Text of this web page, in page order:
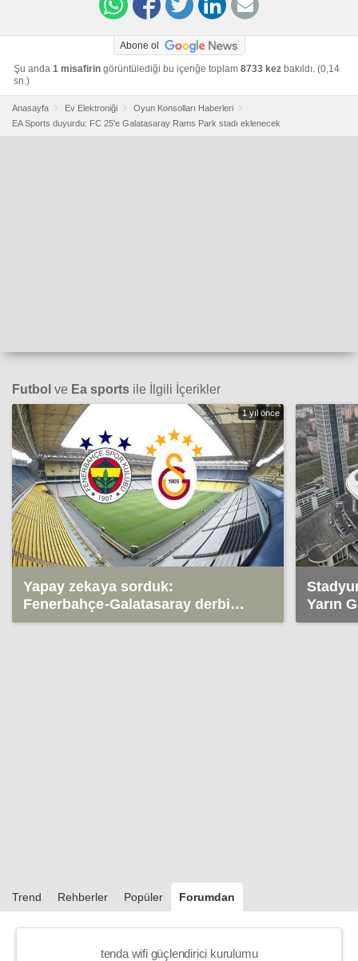
Abone ol
Şu anda 1 misafirin görüntülediği bu içeriğe toplam 8733 kez bakıldı. (0,14
sn.)
Anasayfa Ev Elektroniği
Oyun Konsolları Haberleri
EA Sports duyurdu: FC 25'e Galatasaray Rams Park stadı eklenecek
Futbol ve Ea sports ile İlgili İçerikler
1 yıl önce
Yapay zekaya sorduk:
Fenerbahçe-Galatasaray derbi
sonucu ne olur?
Yarın
5G'yi
Trend Rehberler Popüler Forumdan
tenda wifi güçlendirici kurulumu